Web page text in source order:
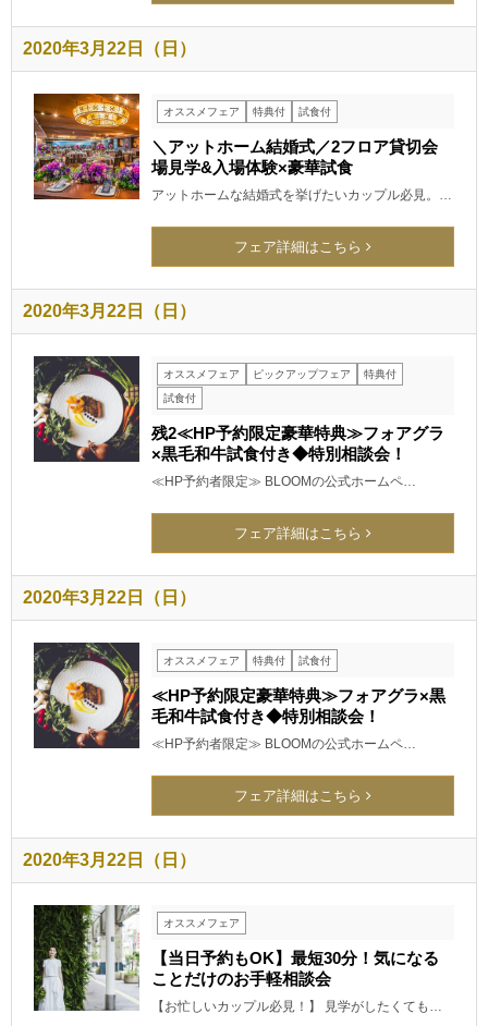
2020年3月22日（日）
オススメフェア 特典付 試食付
＼アットホーム結婚式／2フロア貸切会
場見学&入場体験×豪華試食
アットホームな結婚式を挙げたいカップル必見。…
フェア詳細はこちら
2020年3月22日（日）
オススメフェア ピックアップフェア
特典付
試食付
残2≪HP予約限定豪華特典≫フォアグラ
×黒毛和牛試食付き◆特別相談会！
≪HP予約者限定≫ BLOOMの公式ホームペ…
フェア詳細はこちら
2020年3月22日（日）
オススメフェア 特典付 試食付
≪HP予約限定豪華特典≫フォアグラ×黒
毛和牛試食付き◆特別相談会！
≪HP予約者限定≫ BLOOMの公式ホームペ…
フェア詳細はこちら
2020年3月22日（日）
オススメフェア
【当日予約もOK】最短30分！気になる
ことだけのお手軽相談会
【お忙しいカップル必見！】 見学がしたくても…